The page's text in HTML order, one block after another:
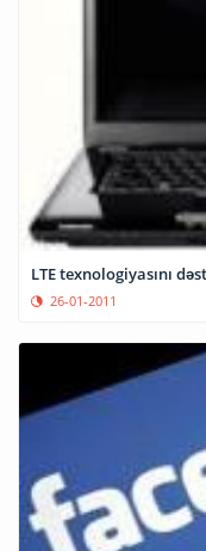
LTE texnologiyasını
26-01-2011